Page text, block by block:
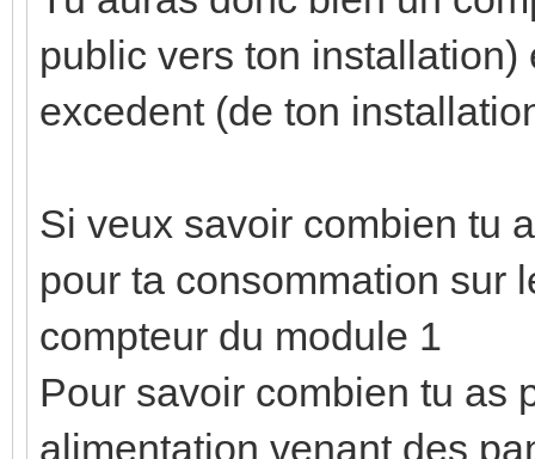
public vers ton
excedent (de ton
Si veux savoir combien tu
pour ta consommation sur
compteur du module 1
Pour savoir combien tu as
alimentation venant des